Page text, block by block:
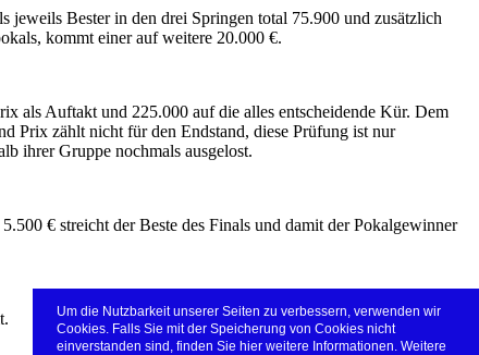
jeweils Bester in den drei Springen total 75.900 und zusätzlich
kommt einer auf weitere 20.000 €.
als Auftakt und 225.000 auf die alles entscheidende Kür. Dem
Prix zählt nicht für den Endstand, diese Prüfung ist nur
ihrer Gruppe nochmals ausgelost.
€ streicht der Beste des Finals und damit der Pokalgewinner
Um die Nutzbarkeit unserer Seiten zu verbessern, verwenden wir
Cookies. Falls Sie mit der Speicherung von Cookies nicht
einverstanden sind, finden Sie hier weitere Informationen. Weitere